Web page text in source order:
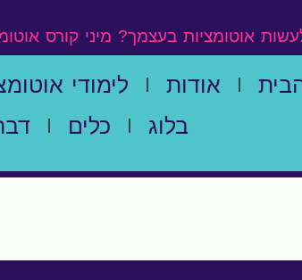
אוטומציות בעצמך? מיני קורס
אודות לימודי
בלוג
כלים